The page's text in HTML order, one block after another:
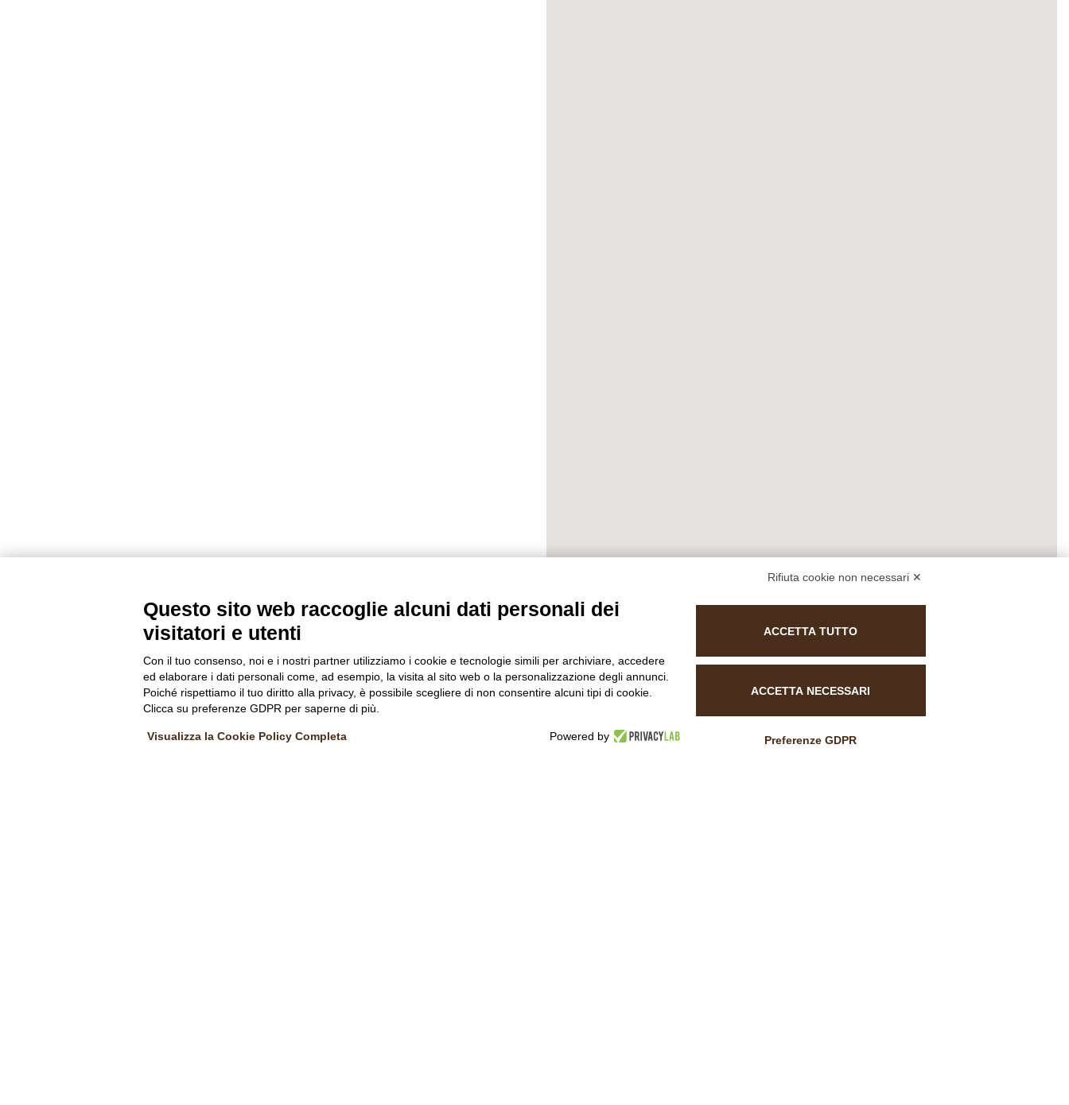
Rifiuta cookie non necessari ✕
Questo sito web raccoglie alcuni dati personali dei
visitatori e utenti
Con il tuo consenso, noi e i nostri partner utilizziamo i cookie e tecnologie simili per archiviare, accedere
ed elaborare i dati personali come, ad esempio, la visita al sito web o la personalizzazione degli annunci.
Poiché rispettiamo il tuo diritto alla privacy, è possibile scegliere di non consentire alcuni tipi di cookie.
Clicca su preferenze GDPR per saperne di più.
Visualizza la Cookie Policy Completa Powered by
ACCETTA TUTTO
ACCETTA NECESSARI
Preferenze GDPR